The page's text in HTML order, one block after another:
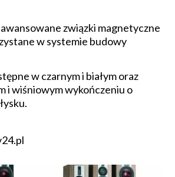
związki magnetyczne
w systemie budowy
w czarnym i białym oraz
i wiśniowym wykończeniu o